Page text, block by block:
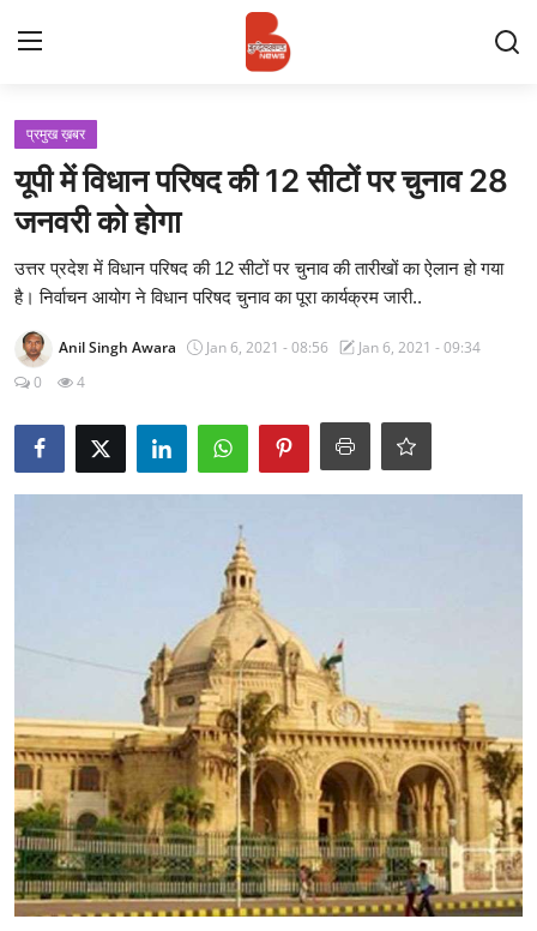
Login
Contact
प्रमुख ख़बर
राज्य
बुन्देलखण्ड
वीडियो
गैलरी
प्रमुख ख़बर
यूपी में विधान परिषद की 12 सीटों पर चुनाव 28
जनवरी को होगा
उत्तर प्रदेश में विधान परिषद की 12 सीटों पर चुनाव की तारीखों का ऐलान हो गया
है। निर्वाचन आयोग ने विधान परिषद चुनाव का पूरा कार्यक्रम जारी..
Anil Singh Awara Jan 6, 2021 - 08:56
Jan 6, 2021 - 09:34
0
4